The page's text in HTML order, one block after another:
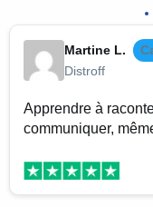
Martine L.
Distroff
Apprendre à
communiquer,